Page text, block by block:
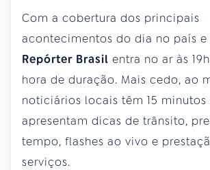
Com a cobertura dos principais
acontecimentos do dia no país
Repórter Brasil entra no ar às
hora de duração. Mais cedo, ao
noticiários locais têm 15 minutos
apresentam dicas de trânsito,
tempo, flashes ao vivo e
serviços.